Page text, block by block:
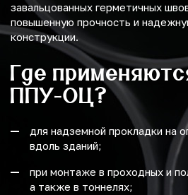
завальцованных герметичных
повышенную прочность и
конструкции.
Где
ППУ-ОЦ?
для надземной прокладки на
вдоль зданий;
при монтаже в проходных и
а также в тоннелях;